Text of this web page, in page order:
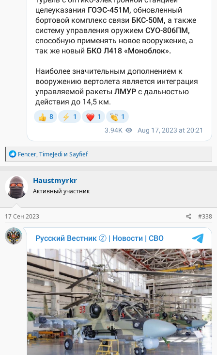
Р
е
а
к
ц
и
и
:
Fencer,TimeJedi и Sayfief
Haustmyrkr
Активный участник
17 Сен 2023 #338